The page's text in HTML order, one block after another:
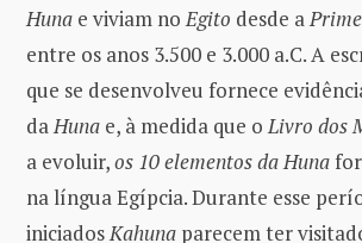
Huna e viviam noEgito desde a
entre os anos 3.500 e 3.000 a.C. A
que se desenvolveu fornece
daHuna e, à medida que oLivro dos
a evoluir,os 10 elementos da Huna
na língua Egípcia. Durante esse
iniciadosKahuna parecem ter